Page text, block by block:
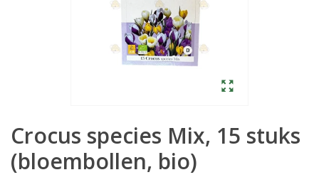
Crocus species Mix, 15 stuks
(bloembollen, bio)